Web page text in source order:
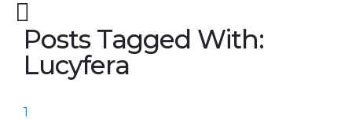
Posts Tagged With:
Lucyfera
1